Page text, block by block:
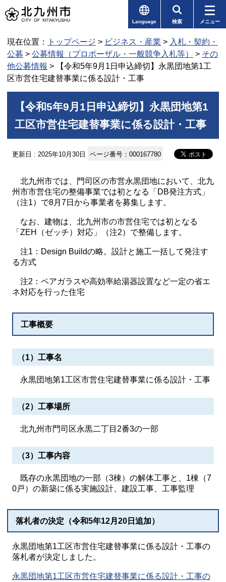
Language 検索 メニュー
現在位置： トップページ > ビジネス・産業 > 入札・契約・
公募 > 公募情報（プロポーザル・一般競争入札等） > その
他公募情報 > 【令和5年9月1日申込締切】永黒団地第1工
区市営住宅建替事業に係る設計・工事
【令和5年9月1日申込締切】永黒団地第1
工区市営住宅建替事業に係る設計・工事
更新日 : 2025年10月30日 ページ番号：000167780
北九州市では、門司区の市営永黒団地において、北九
州市市営住宅の整備事業では初となる「DB発注方式」
（注1）で8月7日から事業者を募集します。
なお、建物は、北九州市の市営住宅では初となる
「 ZEH（ゼッチ） 対応」（注2）で整備します。
注1：Design Buildの略。設計と施工一括して発注す
る方式
注2：ペアガラスや高効率給湯器設置など一定の省エ
ネ対応を行った住宅
工事概要
（1）工事名
永黒団地第1工区市営住宅建替事業に係る設計・工事
（2）工事場所
北九州市門司区永黒二丁目2番3の一部
（3）工事内容
既存の永黒団地の一部（3棟）の解体工事と、1棟（7
0戸）の新築に係る実施設計、建設工事、工事監理
落札者の決定（令和5年12月20日追加）
永黒団地第1工区市営住宅建替事業に係る設計・工事の
落札者が決定しました。
永黒団地第1工区市営住宅建替事業に係る設計・工事の